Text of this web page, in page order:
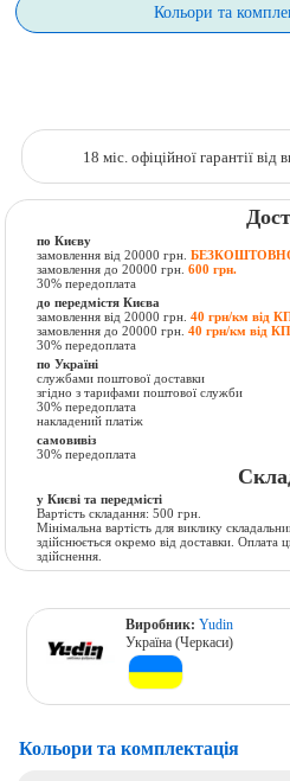
Кольори та
18 міс. офіційної гарантії від
по Києву
замовлення від 20000 грн.
замовлення до 20000 грн.600 грн.
30% передоплата
до передмістя Києва
замовлення від 20000 грн.40 грн/км від
замовлення до 20000 грн.40 грн/км від
30% передоплата
по Україні
службами поштової доставки
згідно з тарифами поштової служби
30% передоплата
накладений платіж
самовивіз
30% передоплата
у Києві та передмісті
Вартість складання: 500 грн.
Мінімальна вартість для виклику
здійснюється окремо від доставки. Оплата
здійснення.
Виробник:Yudin
Україна (Черкаси)
Кольори та комплектація